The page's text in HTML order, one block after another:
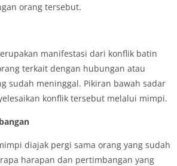
orang tersebut.
manifestasi dari konflik batin
terkait dengan hubungan atau
sudah meninggal. Pikiran bawah sadar
konflik tersebut melalui mimpi.
diajak pergi sama orang yang sudah
harapan dan pertimbangan yang